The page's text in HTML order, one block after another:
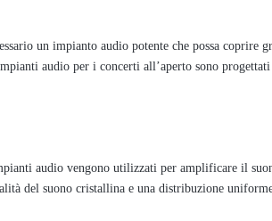
un impianto audio potente che possa coprire
audio per i concerti all’aperto sono
audio vengono utilizzati per amplificare il
del suono cristallina e una distribuzione